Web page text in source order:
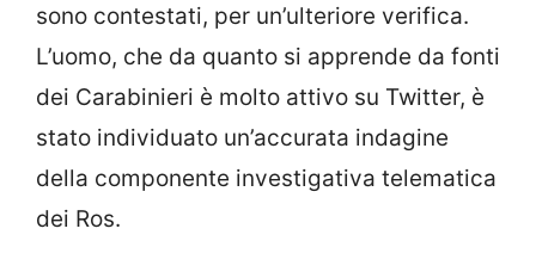
sono contestati, per un’ulteriore verifica.
L’uomo, che da quanto si apprende da fonti
dei Carabinieri è molto attivo su Twitter, è
stato individuato un’accurata indagine
della componente investigativa telematica
dei Ros.